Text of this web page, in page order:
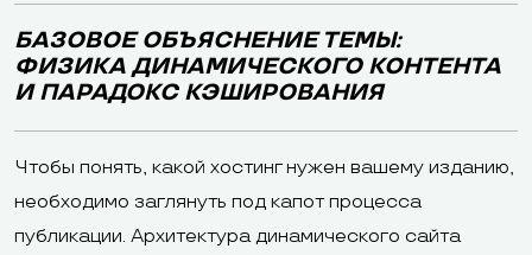
БАЗОВОЕ ОБЪЯСНЕНИЕ ТЕМЫ:
ФИЗИКА ДИНАМИЧЕСКОГО КОНТЕНТА
И ПАРАДОКС КЭШИРОВАНИЯ
Чтобы понять, какой хостинг нужен вашему изданию,
необходимо заглянуть под капот процесса
публикации. Архитектура динамического сайта